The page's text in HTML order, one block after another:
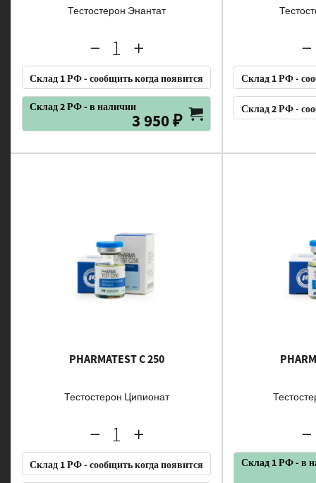
Тестостерон Энантат
Склад 1 РФ - сообщить когда появится
Склад 2 РФ - в наличии
3 950 ₽
Склад 1 РФ -
Склад 2 РФ -
PHARMATEST C 250
Тестостерон Ципионат
Склад 1 РФ - сообщить когда появится Склад 1 РФ - в